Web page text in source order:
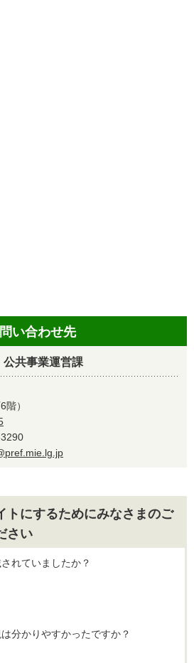
い合わせ先
共事業運営課
）
3290
トにするためにみなさまのご
さい
れていましたか？
分かりやすかったですか？